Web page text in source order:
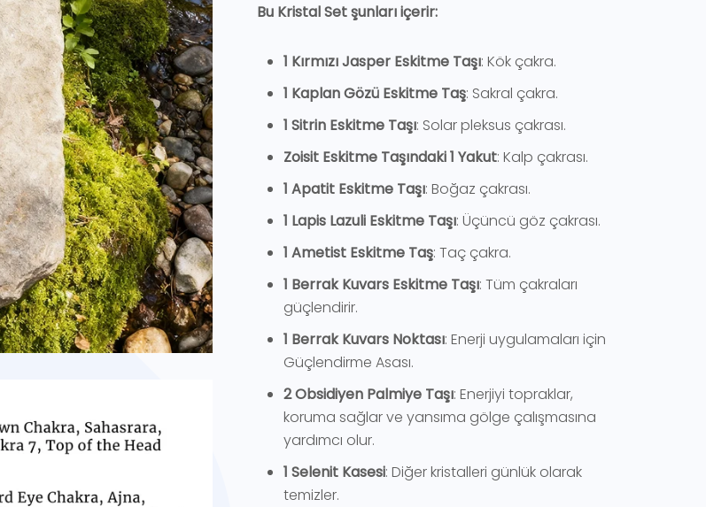
Bu Kristal Set şunları içerir:
1 Kırmızı Jasper Eskitme Taşı: Kök çakra.
1 Kaplan Gözü Eskitme Taş: Sakral çakra.
1 Sitrin Eskitme Taşı: Solar pleksus çakrası.
Zoisit Eskitme Taşındaki 1 Yakut: Kalp çakrası.
1 Apatit Eskitme Taşı: Boğaz çakrası.
1 Lapis Lazuli Eskitme Taşı: Üçüncü göz çakrası.
1 Ametist Eskitme Taş: Taç çakra.
1 Berrak Kuvars Eskitme Taşı: Tüm çakraları
güçlendirir.
1 Berrak Kuvars Noktası: Enerji uygulamaları için
Güçlendirme Asası.
2 Obsidiyen Palmiye Taşı: Enerjiyi topraklar,
koruma sağlar ve yansıma gölge çalışmasına
yardımcı olur.
1 Selenit Kasesi: Diğer kristalleri günlük olarak
temizler.